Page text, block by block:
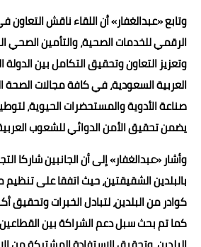
وتابع «عبدالغفار» أن اللقاء ناقش
الرقمي للخدمات الصحية، والتأمين
وتعزيز التعاون وتحقيق التكامل بين
العربية السعودية، في كافة مجالات الصحة
صناعة الأدوية والمستحضرات الحيوية،
يضمن تحقيق الأمن الدوائي للشعوب
وأشار «عبدالغفار» إلى أن الجانبين شاركا
بالبلدين الشقيقتين، حيث اتفقا على
كوادر من البلدين، لتبادل الخبرات وتحقيق
كما تم بحث سبل دعم الشراكة بين